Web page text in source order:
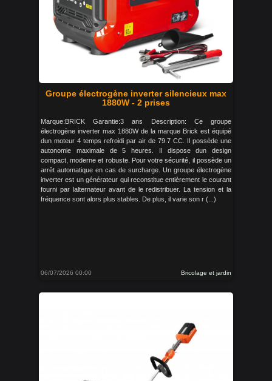
Groupe électrogène inverter silencieux max
1880W - 2 prises
Marque:BRICK Garantie:3 ans Description: Ce groupe
électrogène inverter max 1880W de la marque Brick est équipé
dun moteur 4 temps refroidi par air de 79.7 CC. Il possède une
autonomie maximale de 5 heures. Il dispose dun design
compact, moderne et robuste. Pour votre sécurité, il possède un
arrêt automatique en cas de surcharge. Un groupe électrogène
inverter est un générateur qui reconstitue entièrement le courant
fourni par lalternateur avant de le redistribuer. La tension et la
fréquence sont alors plus stables. De plus, il varie son r (...)
06/07/2026 00:00 Bricolage et jardin